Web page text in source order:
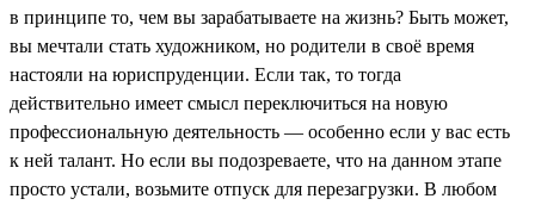
в принципе то, чем вы зарабатываете на жизнь? Быть может,
вы мечтали стать художником, но родители в своё время
настояли на юриспруденции. Если так, то тогда
действительно имеет смысл переключиться на новую
профессиональную деятельность — особенно если у вас есть
к ней талант. Но если вы подозреваете, что на данном этапе
просто устали, возьмите отпуск для перезагрузки. В любом